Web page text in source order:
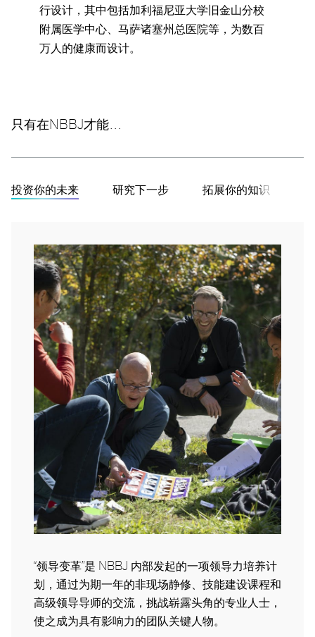
行设计，其中包括加利福尼亚大学旧金山分校
附属医学中心、马萨诸塞州总医院等，为数百
万人的健康而设计。
只有在NBBJ才能…
投资你的未来 研究下一步 拓展你的知识
“领导变革”是 NBBJ 内部发起的一项领导力培养计
划，通过为期一年的非现场静修、技能建设课程和
高级领导导师的交流， 挑战崭露头角的专业人士，
使之成为具有影响力的团队关键人物。